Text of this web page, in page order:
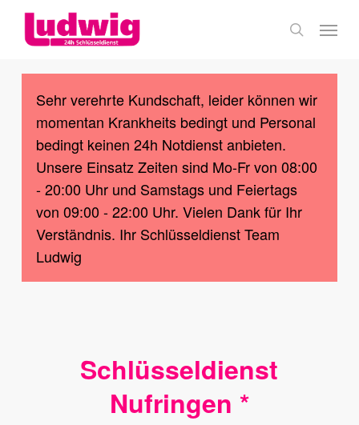
Skip
content
search
Menu
Sehr verehrte Kundschaft, leider können wir
momentan Krankheits bedingt und Personal
bedingt keinen 24h Notdienst anbieten.
Unsere Einsatz Zeiten sind Mo-Fr von 08:00
- 20:00 Uhr und Samstags und Feiertags
von 09:00 - 22:00 Uhr. Vielen Dank für Ihr
Verständnis. Ihr Schlüsseldienst Team
Ludwig
Schlüsseldienst
Nufringen *